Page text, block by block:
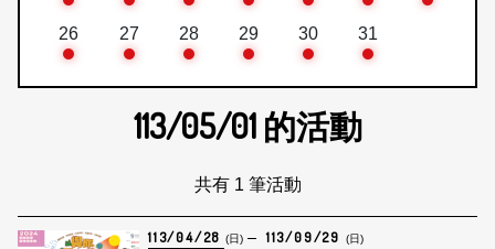
26 27 28 29 30 31
113/05/01 的活動
共有 1 筆活動
113/04/28 (日) 113/09/29 (日)